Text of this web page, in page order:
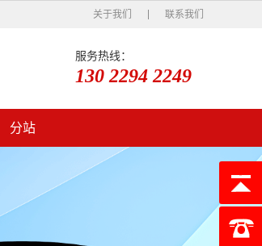
关于我们 联系我们
服务热线：
130 2294 2249
分站